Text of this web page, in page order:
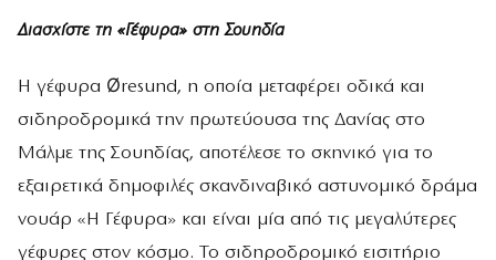
Διασχίστε τη «Γέφυρα» στη Σουηδία
Η γέφυρα Øresund, η οποία μεταφέρει οδικά και
σιδηροδρομικά την πρωτεύουσα της Δανίας στο
Μάλμε της Σουηδίας, αποτέλεσε το σκηνικό για το
εξαιρετικά δημοφιλές σκανδιναβικό αστυνομικό δράμα
νουάρ «Η Γέφυρα» και είναι μία από τις μεγαλύτερες
γέφυρες στον κόσμο. Το σιδηροδρομικό εισιτήριο